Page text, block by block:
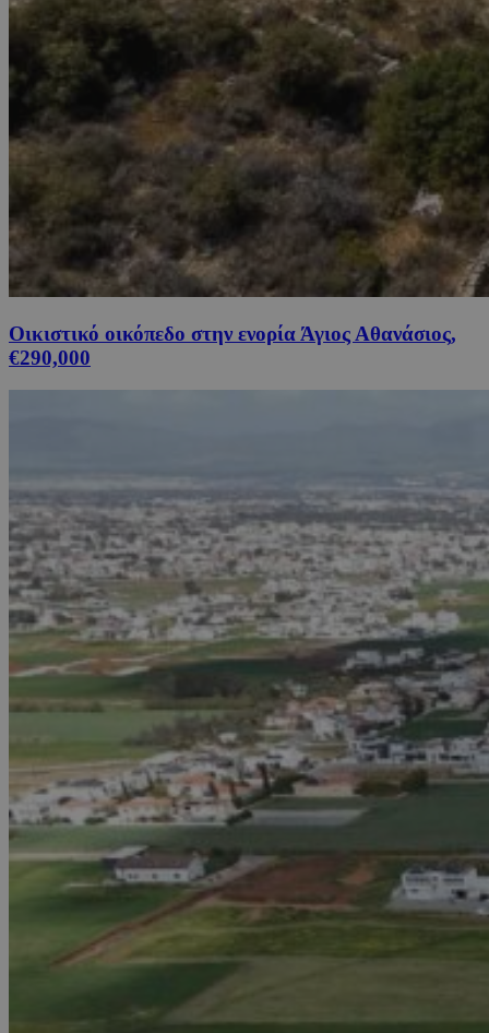
Οικιστικό οικόπεδο στην ενορία Άγιος Αθανάσιος,
€290,000